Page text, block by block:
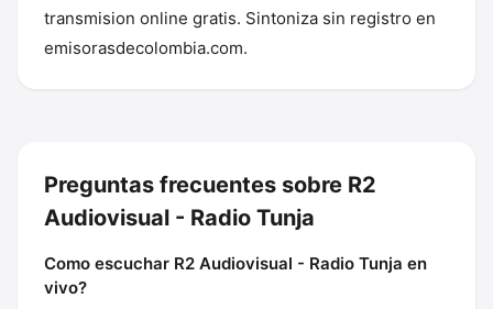
transmision online gratis. Sintoniza sin registro en
emisorasdecolombia.com.
Preguntas frecuentes sobre R2
Audiovisual - Radio Tunja
Como escuchar R2 Audiovisual - Radio Tunja en
vivo?